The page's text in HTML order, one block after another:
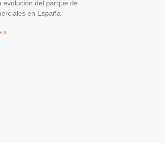
evolución del parque de
en España
»